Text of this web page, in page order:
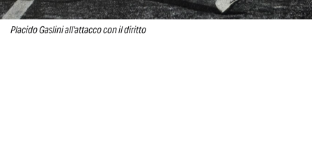
Placido Gaslini all'attacco con il diritto